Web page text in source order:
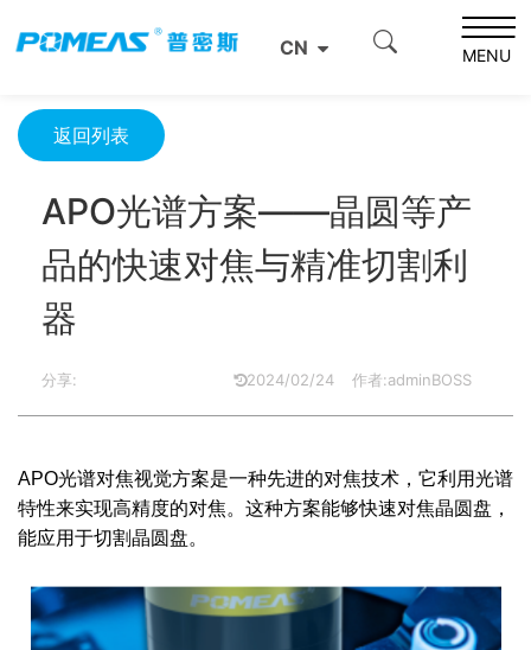
CN MENU
APO光谱方案——晶圆等产品的快速对焦与精准切割利器
返回列表
APO光谱方案——晶圆等产
品的快速对焦与精准切割利
器
分享: 2024/02/24 作者:adminBOSS
APO光谱对焦视觉方案是一种先进的对焦技术，它利用光谱
特性来实现高精度的对焦。这种方案能够快速对焦晶圆盘，
能应用于切割晶圆盘。